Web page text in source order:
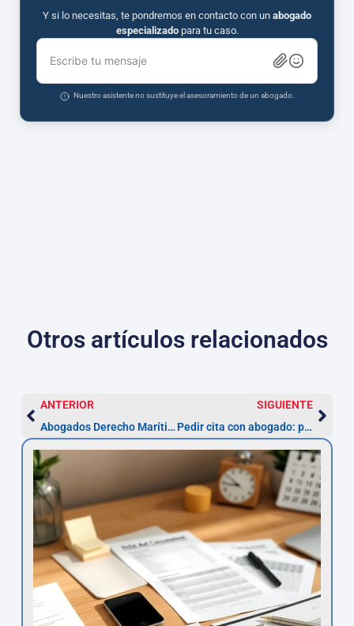
Y si lo necesitas, te pondremos en contacto con un abogado
especializadopara tu caso.
Escribe tu mensaje
Nuestro asistente no sustituye el asesoramiento de un abogado.
Otros artículos relacionados
ANTERIOR
Abogados Derecho Marítimo en Leganés: reclama 1–3 años
SIGUIENTE
Pedir cita con abogado: pasos y respuesta en 48-72 h